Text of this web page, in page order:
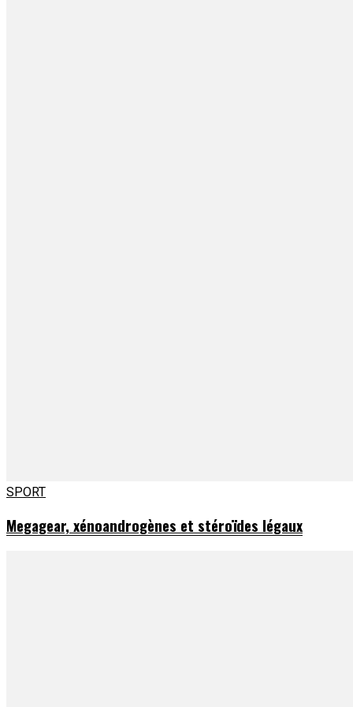
SPORT
Megagear, xénoandrogènes et stéroïdes légaux